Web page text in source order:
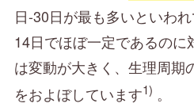
日-30日が最も多いといわ
14日でほぼ一定であるのに
は変動が大きく、生理周期
をおよぼしています1) 。